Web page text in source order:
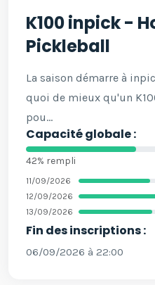
K100 inpick -
Pickleball
La saison démarre à
quoi de mieux qu'un
pou...
Capacité globale :
42% rempli
11/09/2026
12/09/2026
13/09/2026
Fin des inscriptions :
06/09/2026 à 22:00